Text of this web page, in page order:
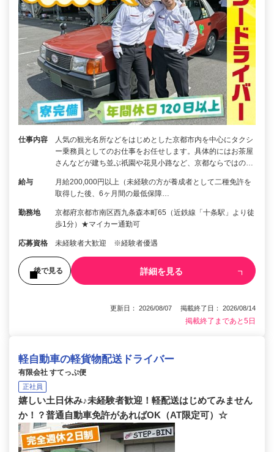
仕事内容
人気の観光名所などをはじめとした京都市内を中心にタクシ
ー乗務員としてのお仕事をお任せします。具体的にはお茶屋
さんなどが建ち並ぶ祇園や花見小路など、京都ならではの…
給与
月給200,000円以上（未経験の方が養成者として二種免許を
取得した後、6ヶ月間の最低保障…
勤務地
京都府京都市南区西九条森本町65（近鉄線「十条駅」より徒
歩1分）★マイカー通勤可
応募資格 未経験者大歓迎 ※経験者優遇
後で見る 詳細を見る
更新日： 2026/08/07 掲載終了日： 2026/08/14
掲載終了まであと5日
軽自動車の軽貨物配送ドライバー
有限会社 すてっぷ便
正社員
嬉しい土日休み♪未経験者歓迎！軽配送はじめてみません
か！？普通自動車免許があればOK（AT限定可）☆